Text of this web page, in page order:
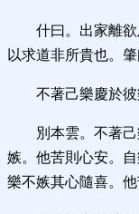
什曰。出家離
以求道非所貴也。
不著己樂慶於彼
別本雲。不著
嫉。他苦則心安。
樂不嫉其心隨喜。